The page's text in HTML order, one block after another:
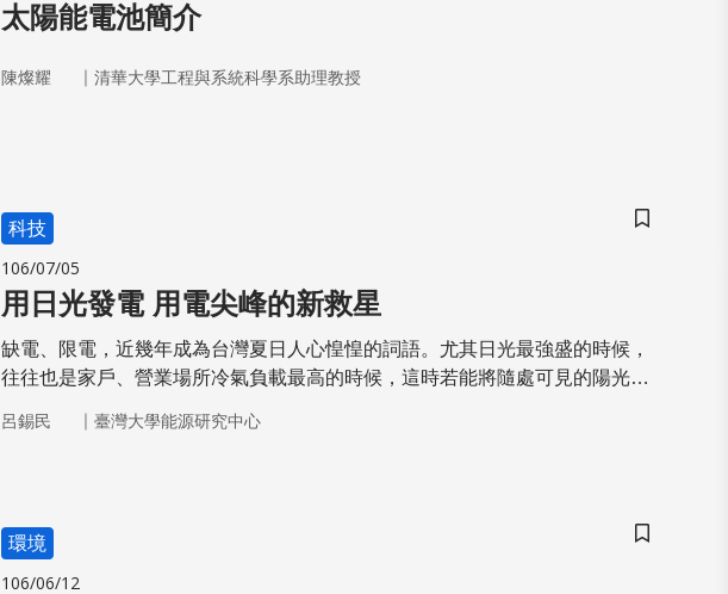
太陽能電池簡介
陳燦耀 ｜ 清華大學工程與系統科學系助理教授
儲存書籤
科技
106/07/05
用日光發電 用電尖峰的新救星
缺電、限電，近幾年成為台灣夏日人心惶惶的詞語。尤其日光最強盛的時候，
往往也是家戶、營業場所冷氣負載最高的時候，這時若能將隨處可見的陽光，
口的台灣來說，更是能源安全政策裡的重要一環。
呂錫民 ｜ 臺灣大學能源研究中心
儲存書籤
環境
106/06/12